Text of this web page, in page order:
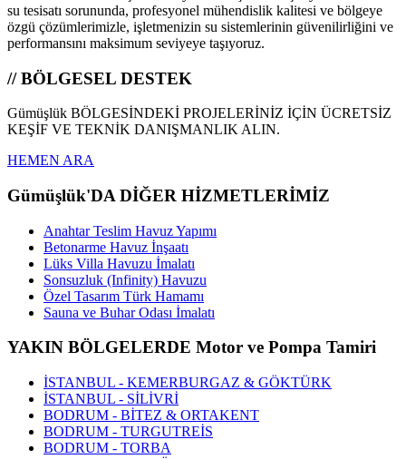
su tesisatı sorununda, profesyonel mühendislik kalitesi ve bölgeye
özgü çözümlerimizle, işletmenizin su sistemlerinin güvenilirliğini ve
performansını maksimum seviyeye taşıyoruz.
// BÖLGESEL DESTEK
Gümüşlük BÖLGESİNDEKİ PROJELERİNİZ İÇİN ÜCRETSİZ
KEŞİF VE TEKNİK DANIŞMANLIK ALIN.
HEMEN ARA
Gümüşlük'DA DİĞER HİZMETLERİMİZ
Anahtar Teslim Havuz Yapımı
Betonarme Havuz İnşaatı
Lüks Villa Havuzu İmalatı
Sonsuzluk (Infinity) Havuzu
Özel Tasarım Türk Hamamı
Sauna ve Buhar Odası İmalatı
YAKIN BÖLGELERDE Motor ve Pompa Tamiri
İSTANBUL - KEMERBURGAZ & GÖKTÜRK
İSTANBUL - SİLİVRİ
BODRUM - BİTEZ & ORTAKENT
BODRUM - TURGUTREİS
BODRUM - TORBA